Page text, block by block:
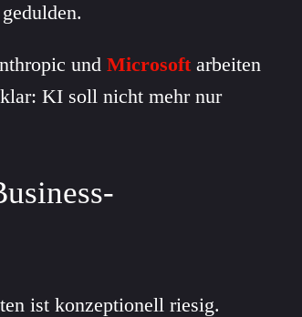
und Microsoft arbeiten
klar: KI soll nicht mehr nur
ist konzeptionell riesig.